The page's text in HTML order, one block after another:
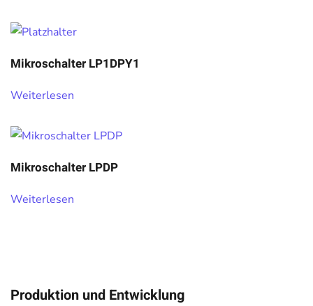
Mikroschalter LP1DPY1
Weiterlesen
Mikroschalter LPDP
Weiterlesen
Produktion und Entwicklung